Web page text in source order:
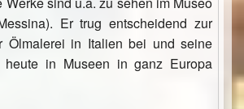
Er trug entscheidend zur
Ölmalerei in Italien bei und seine
heute in Museen in ganz Europa